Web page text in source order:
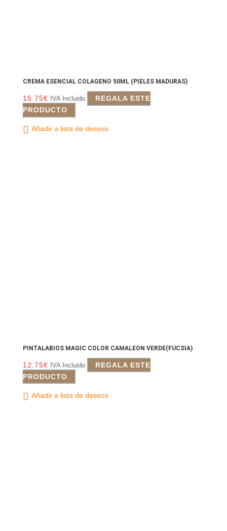
CREMA ESENCIAL COLAGENO 50ML (PIELES MADURAS)
15.75€ IVA Incluido
REGALA ESTE
PRODUCTO
Añadir a lista de deseos
PINTALABIOS MAGIC COLOR CAMALEON VERDE(FUCSIA)
12.75€ IVA Incluido
REGALA ESTE
PRODUCTO
Añadir a lista de deseos